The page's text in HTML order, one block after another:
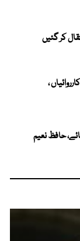
کر گئیں
،
کی جائے، حافظ نعیم